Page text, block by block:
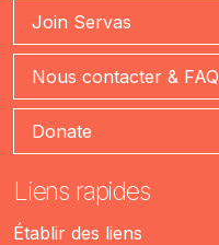
Join Servas
Nous contacter & FAQ
Donate
Liens rapides
Établir des liens